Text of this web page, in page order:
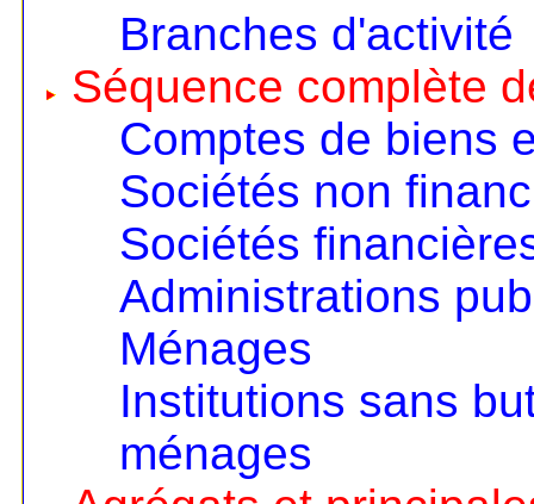
Branches d'activité
Séquence complète
Comptes de biens
Sociétés non
Sociétés
Administrations
Ménages
Institutions sans
ménages